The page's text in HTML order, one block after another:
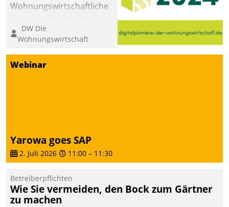
Wohnungswirtschaftliche
eine digitale Zukunft zu
finden, ist das Ziel des
Awards „Digitalpioniere
der
und PropTech.
DW Die
Wohnungswirtschaft
Webinar
Yarowa goes SAP
2. Juli 2026 11:00 – 11:30
Betreiberpflichten
Wie Sie vermeiden, den Bock zum Gärtner
zu machen